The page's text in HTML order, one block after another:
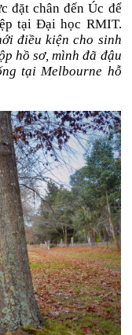
đặt chân đến Úc để
tại Đại học RMIT.
điều kiện cho sinh
hồ sơ, mình đã đậu
tại Melbourne hỗ